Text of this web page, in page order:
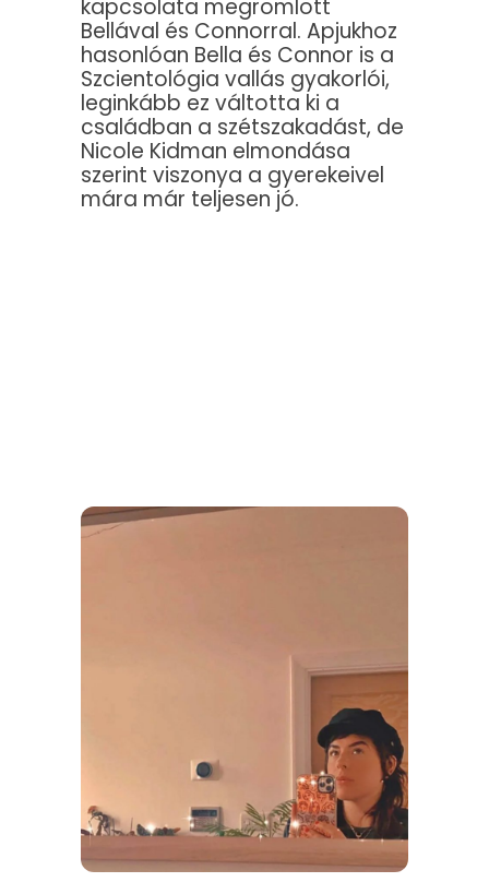
kapcsolata megromlott
Bellával és Connorral. Apjukhoz
hasonlóan Bella és Connor is a
Szcientológia vallás gyakorlói,
leginkább ez váltotta ki a
családban a szétszakadást, de
Nicole Kidman elmondása
szerint viszonya a gyerekeivel
mára már teljesen jó.